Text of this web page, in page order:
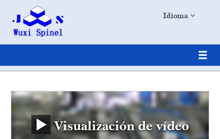
Idioma
Visualización de vídeo